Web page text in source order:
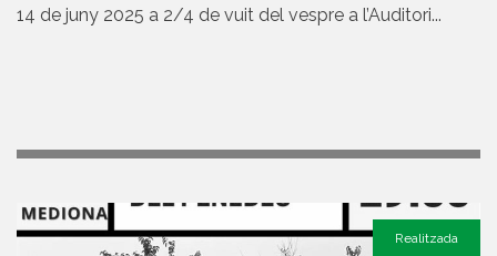
14 de juny 2025 a 2/4 de vuit del vespre a l’Auditori...
Realitzada